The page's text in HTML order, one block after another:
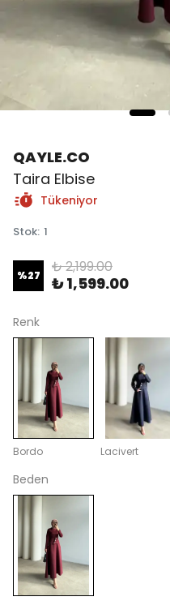
QAYLE.CO
Taira Elbise
Tükeniyor
Stok: 1
%27 ₺ 2,199.00
₺ 1,599.00
Renk
Bordo Lacivert
Beden